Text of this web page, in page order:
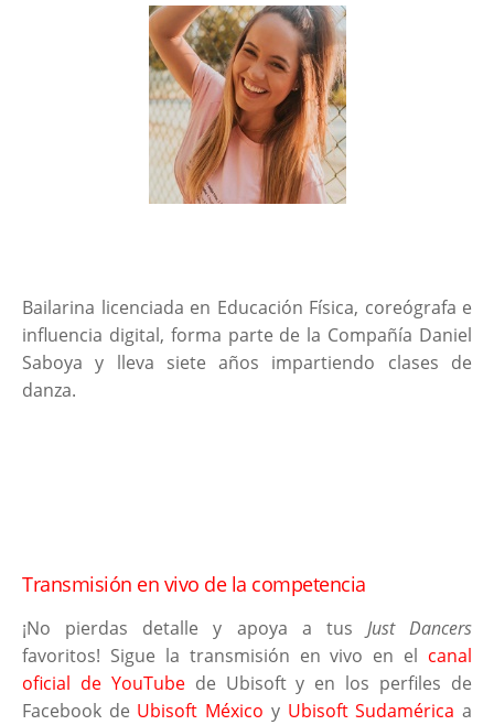
Bailarina licenciada en Educación Física, coreógrafa e
influencia digital, forma parte de la Compañía Daniel
Saboya y lleva siete años impartiendo clases de
danza.
Transmisión en vivo de la competencia
¡No pierdas detalle y apoya a tus Just Dancers
favoritos! Sigue la transmisión en vivo en el canal
oficial de YouTubede Ubisoft y en los perfiles de
Facebook de Ubisoft México y Ubisoft Sudamérica a